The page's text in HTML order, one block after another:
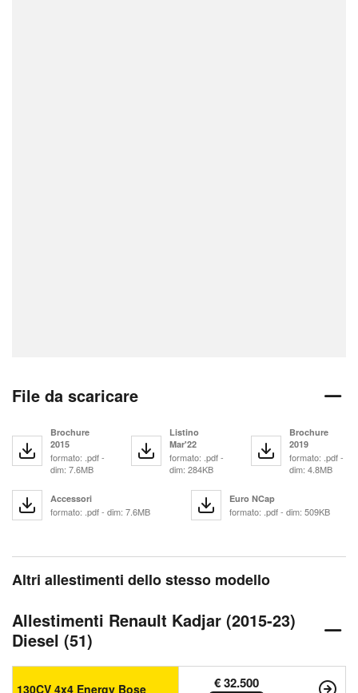
File da scaricare
Brochure
2015
formato: .pdf -
dim: 7.6MB
Listino
Mar'22
formato: .pdf -
dim: 284KB
Brochure
2019
formato: .pdf -
dim: 4.8MB
Accessori
formato: .pdf - dim: 7.6MB
Euro NCap
formato: .pdf - dim: 509KB
Altri allestimenti dello stesso modello
Allestimenti Renault Kadjar (2015-23)
Diesel (51)
130CV 4x4 Energy Bose € 32.500